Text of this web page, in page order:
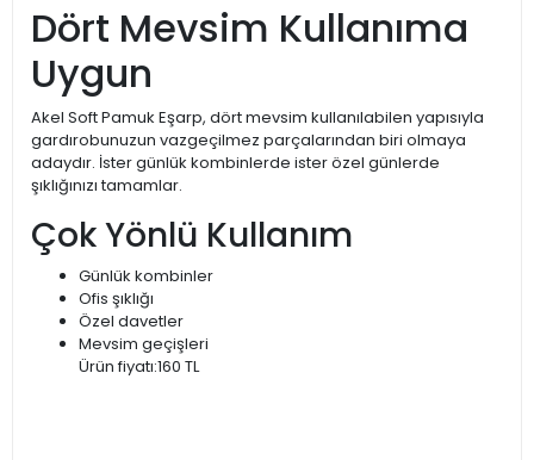
Dört Mevsim Kullanıma
Uygun
Akel Soft Pamuk Eşarp, dört mevsim kullanılabilen yapısıyla
gardırobunuzun vazgeçilmez parçalarından biri olmaya
adaydır. İster günlük kombinlerde ister özel günlerde
şıklığınızı tamamlar.
Çok Yönlü Kullanım
Günlük kombinler
Ofis şıklığı
Özel davetler
Mevsim geçişleri
Ürün fiyatı:160 TL